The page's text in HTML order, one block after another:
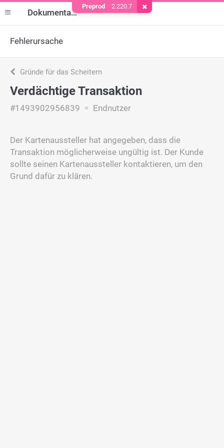
Dokumentation
Fehlerursache
Gründe für das Scheitern
Verdächtige Transaktion
#1493902956839 Endnutzer
Der Kartenaussteller hat angegeben, dass die
Transaktion möglicherweise ungültig ist. Der Kunde
sollte seinen Kartenaussteller kontaktieren, um den
Grund dafür zu klären.
Preprod 2.220.7 Cookie entfernen